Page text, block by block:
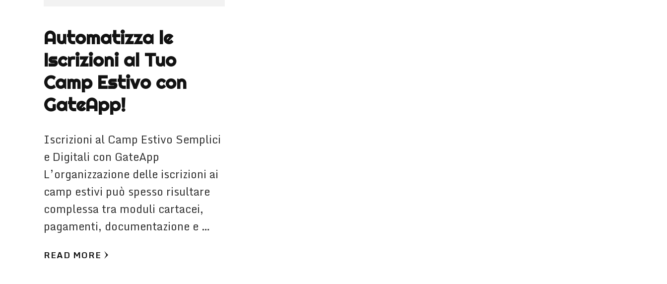
Automatizza le
Iscrizioni al Tuo
Camp Estivo con
GateApp!
Iscrizioni al Camp Estivo Semplici
e Digitali con GateApp
L’organizzazione delle iscrizioni ai
camp estivi può spesso risultare
complessa tra moduli cartacei,
pagamenti, documentazione e …
READ MORE